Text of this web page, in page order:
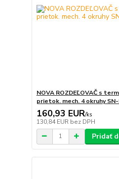
NOVA ROZDEĽOVAČ s
prietok. mech. 4 okruhy SN-
160,93 EUR/ks
130,84 EUR bez DPH
Pridať